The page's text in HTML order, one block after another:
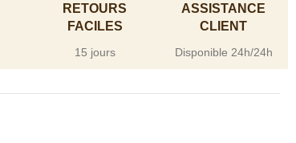
RETOURS
FACILES
15 jours
ASSISTANCE
CLIENT
Disponible 24h/24h